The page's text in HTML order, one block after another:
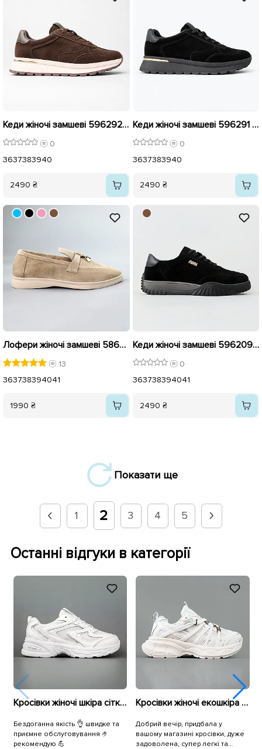
Кеди жіночі замшеві 596292 Коричневі
0
3637383940
2490 ₴
Кеди жіночі замшеві 596291 Чорні
0
3637383940
2490 ₴
Лофери жіночі замшеві 586284 Бежеві
13
363738394041
1990 ₴
Кеди жіночі замшеві 596209 Чорні
0
363738394041
2490 ₴
Показати ще
1 2 3 4 5
Останні відгуки в категорії
Кросівки жіночі шкіра сітка 594681 Білі
Бездоганна якість 👌 швидке та
приємне обслуговування 🤌
рекомендую 💪
Кросівки жіночі екошкіра сітка 595293 Білі
Добрий вечір, придбала у
вашому магазині кросівки, дуже
задоволена, супер легкі та